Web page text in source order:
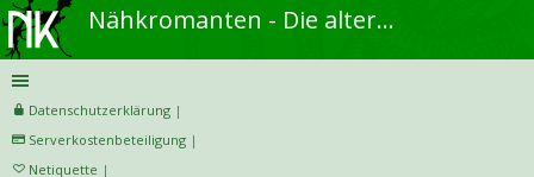
Nähkromanten - Die alternative Näh- und DIY-Community
Datenschutzerklärung |
Serverkostenbeteiligung |
Netiquette |